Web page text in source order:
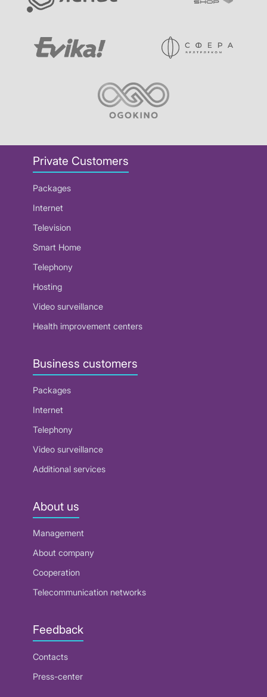
Private Customers
Packages
Internet
Television
Smart Home
Telephony
Hosting
Video surveillance
Health improvement centers
Business customers
Packages
Internet
Telephony
Video surveillance
Additional services
About us
Management
About company
Cooperation
Telecommunication networks
Feedback
Contacts
Press-center